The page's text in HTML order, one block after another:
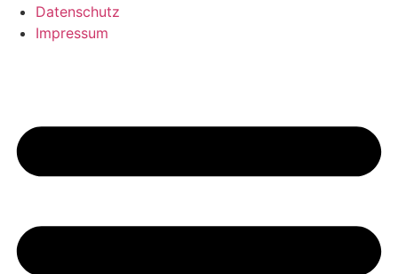
Datenschutz
Impressum